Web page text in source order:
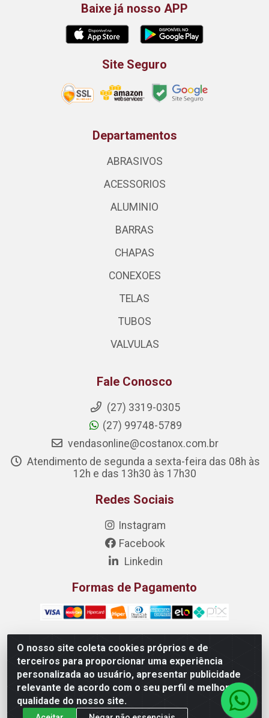
O nosso site coleta cookies próprios e de
terceiros para proporcionar uma experiência
personalizada ao usuário, apresentar publicidade
relevante de acordo com o seu perfil e melhorar a
qualidade do nosso site.
Baixe já nosso APP
Site Seguro
Departamentos
ABRASIVOS
ACESSORIOS
ALUMINIO
BARRAS
CHAPAS
CONEXOES
TELAS
TUBOS
VALVULAS
Fale Conosco
(27) 3319-0305
(27) 99748-5789
vendasonline@costanox.com.br
Atendimento de segunda a sexta-feira das 08h às
12h e das 13h30 às 17h30
Redes Sociais
Instagram
Facebook
Linkedin
Formas de Pagamento
Costanox Aços Inoxidaveis LTDA - Rua Quartzos 7 - Nossa
Senhora da Penha, Vila Velha/ES - CEP 29.110-172 -
05.455.609/0001-79